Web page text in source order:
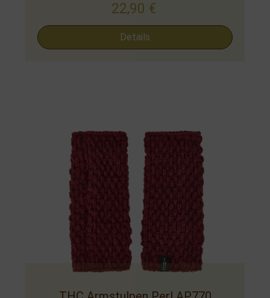
22,90 €
Details